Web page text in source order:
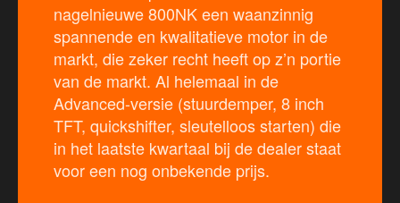
nagelnieuwe 800NK een waanzinnig
spannende en kwalitatieve motor in de
markt, die zeker recht heeft op z’n portie
van de markt. Al helemaal in de
Advanced-versie (stuurdemper, 8 inch
TFT, quickshifter, sleutelloos starten) die
in het laatste kwartaal bij de dealer staat
voor een nog onbekende prijs.